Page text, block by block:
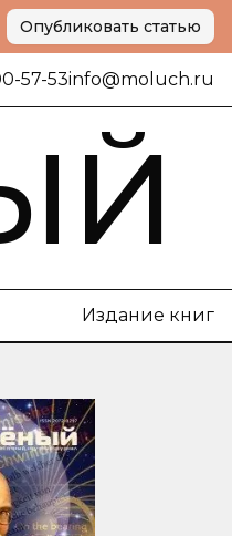
Опубликовать статью
57-53info@moluch.ru
Издание книг